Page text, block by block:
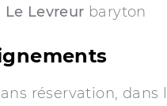
Levreur baryton
réservation,